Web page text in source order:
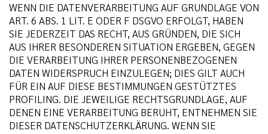
WENN DIE DATENVERARBEITUNG AUF GRUNDLAGE VON
ART. 6 ABS. 1 LIT. E ODER F DSGVO ERFOLGT, HABEN
SIE JEDERZEIT DAS RECHT, AUS GRÜNDEN, DIE SICH
AUS IHRER BESONDEREN SITUATION ERGEBEN, GEGEN
DIE VERARBEITUNG IHRER PERSONENBEZOGENEN
DATEN WIDERSPRUCH EINZULEGEN; DIES GILT AUCH
FÜR EIN AUF DIESE BESTIMMUNGEN GESTÜTZTES
PROFILING. DIE JEWEILIGE RECHTSGRUNDLAGE, AUF
DENEN EINE VERARBEITUNG BERUHT, ENTNEHMEN SIE
DIESER DATENSCHUTZERKLÄRUNG. WENN SIE